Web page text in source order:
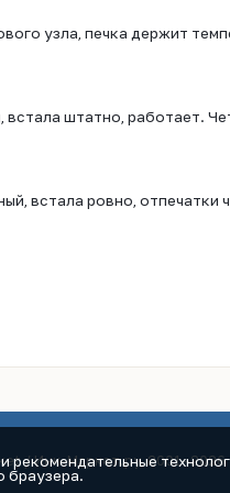
узла, печка держит
штатно, работает.
встала ровно, отпечатки
/ Инк-Маркет.ру, 2001–2026
браузера.